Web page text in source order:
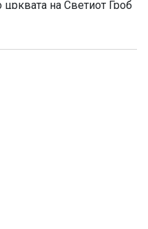
на Светиот Гроб
Зубовце, 30 јули 2026
[…]